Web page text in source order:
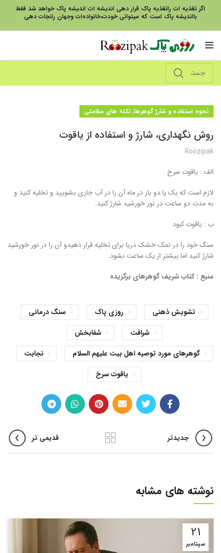
اگر تغذیه ات راتغذیه پاک قرار دهی اندیشه ات اندیشه پاک خواهد شد فقط
بااندیشه پاک است که میتوانی خودت،خانواده‌ات وجهان رانجات دهی
نحوه استفاده و شارژ گوهرها, نکته های سلامتی
روش نگهداری، شارژ و استفاده از یاقوت
Roozipak
الف : یاقوت سرخ
لازم است که یک یا دو بار در ماه آن را در آب جاری بشویید و تخلیه کنید و
به مدت دو ساعت در نور خورشید شارژ کنید.
ب : یاقوت کبود
سنگ خود را در نمک خشک دریا برای تخلیه قرار دهیدو آن را در نور خورشید
شارژ کنید اما بیشتر از یک ساعت نشود.
منبع : کتاب شریف گوهرهای برگزیده
تشویش ذهنی روزی پاک
سنگ درمانی
شرافت
شفابخش
گوهرهای مورد توصیه اهل بیت علیهم السلام
نجابت
یاقوت سرخ
جدیدتر قدیمی تر
نوشته های مشابه
21
سپتامبر